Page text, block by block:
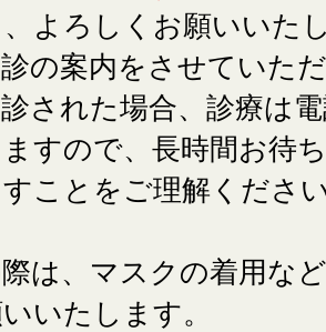
よろしくお願いいた
の案内をさせていた
された場合、診療は
すので、長時間お待
ことをご理解くださ
は、マスクの着用な
いたします。